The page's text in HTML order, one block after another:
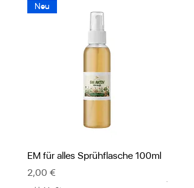
Neu
EM für alles Sprühflasche 100ml
Preis
2,00 €
Ylang